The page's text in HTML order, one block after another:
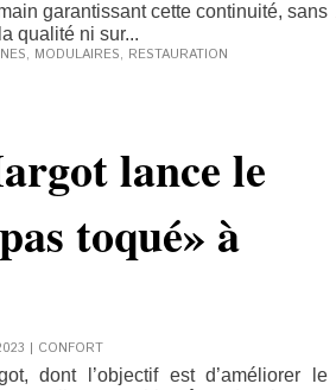
garantissant cette continuité, sans
qualité ni sur...
, MODULAIRES, RESTAURATION
lance le
toqué» à
| CONFORT
dont l’objectif est d’améliorer le